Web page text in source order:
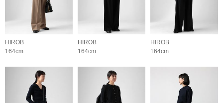
HIROB
164cm
HIROB
164cm
HIROB
164cm